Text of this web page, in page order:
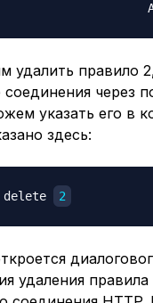
удалить правило
через
указать его в
здесь:
delete 2
удаления правила